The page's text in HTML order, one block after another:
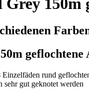
150m
geflochtene
rund
sehr gut geknotet werden